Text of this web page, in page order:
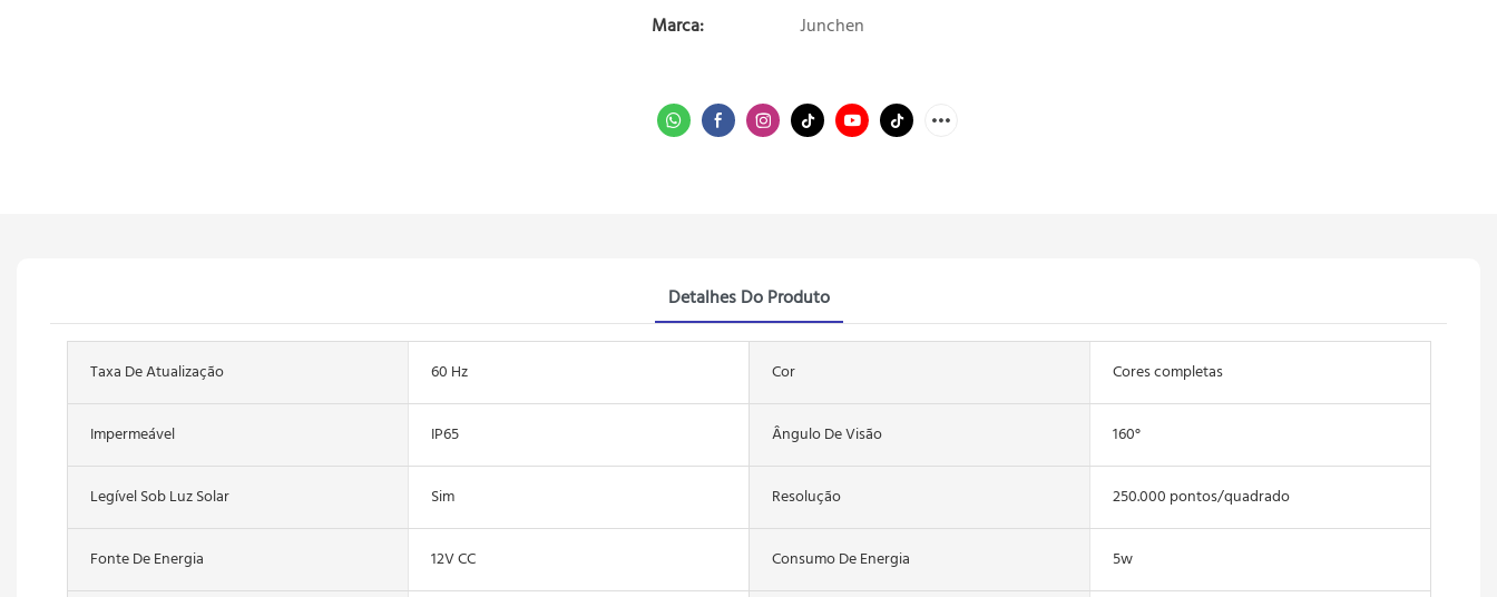
Marca:
Junchen
Detalhes Do Produto
Taxa De Atualização 60 Hz Cor Cores completas
Impermeável IP65 Ângulo De Visão 160°
Legível Sob Luz Solar Sim Resolução 250.000 pontos/quadrado
Fonte De Energia 12V CC Consumo De Energia 5w